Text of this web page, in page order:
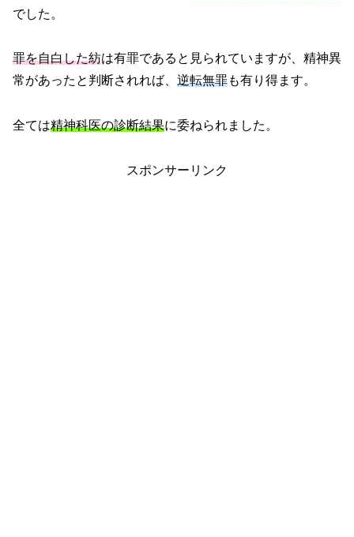
でした。
罪を自白した紡は有罪であると見られていますが、精神異
常があったと判断されれば、 逆転無罪も有り得ます。
全ては精神科医の診断結果に委ねられました。
スポンサーリンク